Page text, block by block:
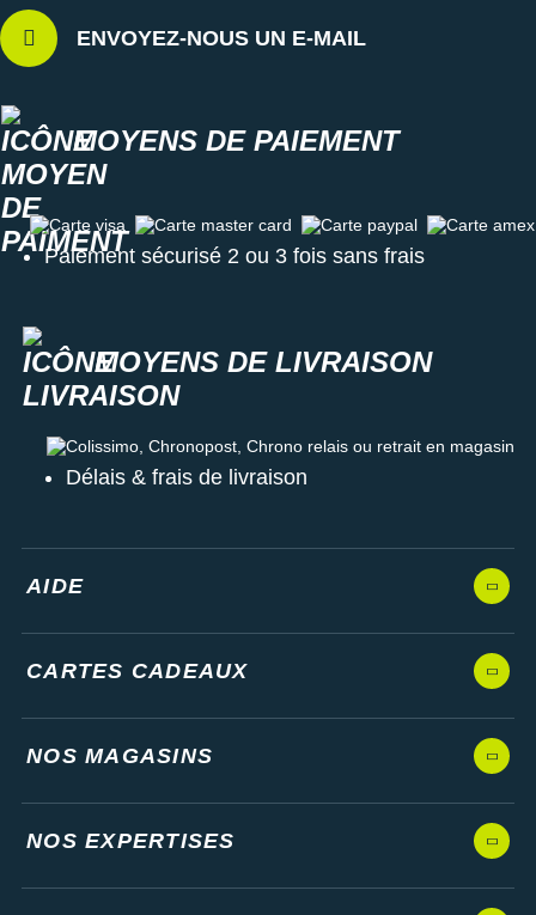
ENVOYEZ-NOUS UN E-MAIL
MOYENS DE PAIEMENT
Carte visa Carte master card Carte paypal Carte amex
Paiement sécurisé 2 ou 3 fois sans frais
MOYENS DE LIVRAISON
Colissimo, Chronopost, Chrono relais ou retrait en magasin
Délais & frais de livraison
AIDE
CARTES CADEAUX
NOS MAGASINS
NOS EXPERTISES